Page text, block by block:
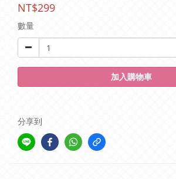
NT$299
數量
加入購物車
分享到